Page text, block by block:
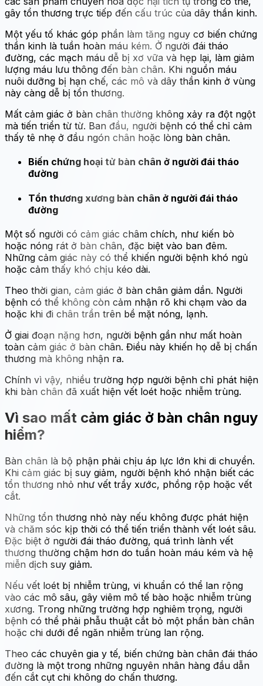
gây tổn thương trực tiếp đến cấu trúc của dây thần kinh.
Một yếu tố khác góp phần làm tăng nguy cơ biến chứng
thần kinh là tuần hoàn máu kém. Ở người đái tháo
đường, các mạch máu dễ bị xơ vữa và hẹp lại, làm giảm
lượng máu lưu thông đến bàn chân. Khi nguồn máu
nuôi dưỡng bị hạn chế, các mô và dây thần kinh ở vùng
này càng dễ bị tổn thương.
Mất cảm giác ở bàn chân thường không xảy ra đột ngột
mà tiến triển từ từ. Ban đầu, người bệnh có thể chỉ cảm
thấy tê nhẹ ở đầu ngón chân hoặc lòng bàn chân.
Biến chứng hoại tử bàn chân ở người đái tháo
đường
Tổn thương xương bàn chân ở người đái tháo
đường
Một số người có cảm giác châm chích, như kiến bò
hoặc nóng rát ở bàn chân, đặc biệt vào ban đêm.
Những cảm giác này có thể khiến người bệnh khó ngủ
hoặc cảm thấy khó chịu kéo dài.
Theo thời gian, cảm giác ở bàn chân giảm dần. Người
bệnh có thể không còn cảm nhận rõ khi chạm vào da
hoặc khi đi chân trần trên bề mặt nóng, lạnh.
Ở giai đoạn nặng hơn, người bệnh gần như mất hoàn
toàn cảm giác ở bàn chân. Điều này khiến họ dễ bị chấn
thương mà không nhận ra.
Chính vì vậy, nhiều trường hợp người bệnh chỉ phát hiện
khi bàn chân đã xuất hiện vết loét hoặc nhiễm trùng.
Vì sao mất cảm giác ở bàn chân nguy
hiểm?
Bàn chân là bộ phận phải chịu áp lực lớn khi di chuyển.
Khi cảm giác bị suy giảm, người bệnh khó nhận biết các
tổn thương nhỏ như vết trầy xước, phồng rộp hoặc vết
cắt.
Những tổn thương nhỏ này nếu không được phát hiện
và chăm sóc kịp thời có thể tiến triển thành vết loét sâu.
Đặc biệt ở người đái tháo đường, quá trình lành vết
thương thường chậm hơn do tuần hoàn máu kém và hệ
miễn dịch suy giảm.
Nếu vết loét bị nhiễm trùng, vi khuẩn có thể lan rộng
vào các mô sâu, gây viêm mô tế bào hoặc nhiễm trùng
xương. Trong những trường hợp nghiêm trọng, người
bệnh có thể phải phẫu thuật cắt bỏ một phần bàn chân
hoặc chi dưới để ngăn nhiễm trùng lan rộng.
Theo các chuyên gia y tế, biến chứng bàn chân đái tháo
đường là một trong những nguyên nhân hàng đầu dẫn
đến cắt cụt chi không do chấn thương.